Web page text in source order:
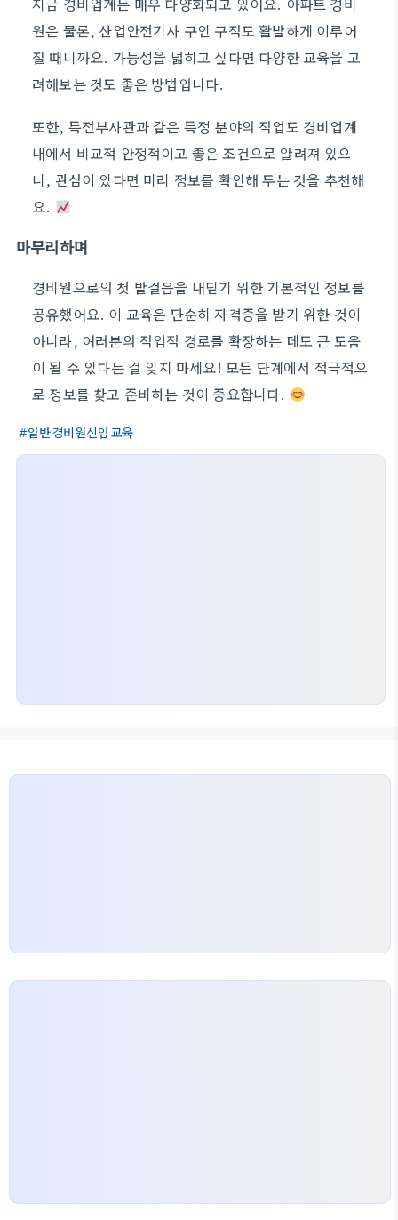
원은 물론, 산업안전기사 구인 구직도 활발하게 이루어
질 때니까요. 가능성을 넓히고 싶다면 다양한 교육을 고
려해보는 것도 좋은 방법입니다.
또한, 특전부사관과 같은 특정 분야의 직업도 경비업계
내에서 비교적 안정적이고 좋은 조건으로 알려져 있으
니, 관심이 있다면 미리 정보를 확인해 두는 것을 추천해
요.
마무리하며
경비원으로의 첫 발걸음을 내딛기 위한 기본적인 정보를
공유했어요. 이 교육은 단순히 자격증을 받기 위한 것이
아니라, 여러분의 직업적 경로를 확장하는 데도 큰 도움
이 될 수 있다는 걸 잊지 마세요! 모든 단계에서 적극적으
로 정보를 찾고 준비하는 것이 중요합니다.
일반경비원신임교육